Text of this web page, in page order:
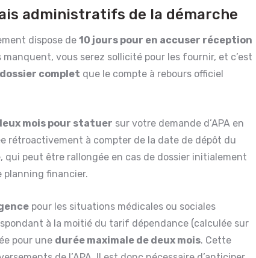
administratifs de la démarche
dispose de 10 jours pour en accuser réception
vous serez sollicité pour les fournir, et c’est
complet que le compte à rebours officiel
mois pour statuer sur votre demande d’APA en
rétroactivement à compter de la date de dépôt du
qui peut être rallongée en cas de dossier initialement
financier.
pour les situations médicales ou sociales
à la moitié du tarif dépendance (calculée sur
pour une durée maximale de deux mois. Cette